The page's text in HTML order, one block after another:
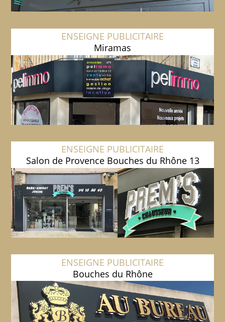
ENSEIGNE PUBLICITAIRE
Miramas
ENSEIGNE PUBLICITAIRE
Salon de Provence Bouches du Rhône 13
ENSEIGNE PUBLICITAIRE
Bouches du Rhône